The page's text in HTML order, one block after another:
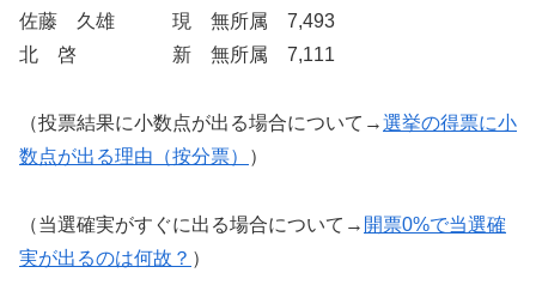
佐藤 久雄 現 無所属 7,493
北 啓 新 無所属 7,111
（投票結果に小数点が出る場合について→選挙の得票に小
数点が出る理由（按分票）
）
（当選確実がすぐに出る場合について→ 開票0%で当選確
実が出るのは何故？ ）